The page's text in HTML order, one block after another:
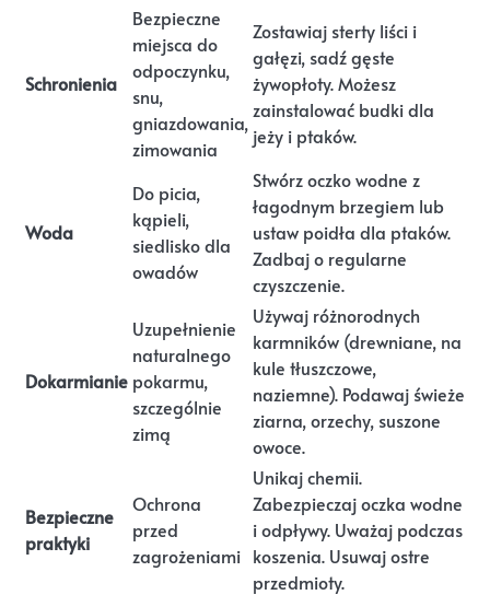
Schronienia
Bezpieczne
miejsca do
odpoczynku,
snu,
gniazdowania,
zimowania
Zostawiaj sterty liści i
gałęzi, sadź gęste
żywopłoty. Możesz
zainstalować budki dla
jeży i ptaków.
Woda
Do picia,
kąpieli,
siedlisko dla
owadów
Stwórz oczko wodne z
łagodnym brzegiem lub
ustaw poidła dla ptaków.
Zadbaj o regularne
czyszczenie.
Dokarmianie
Uzupełnienie
naturalnego
pokarmu,
szczególnie
zimą
Używaj różnorodnych
karmników (drewniane, na
kule tłuszczowe,
naziemne). Podawaj świeże
ziarna, orzechy, suszone
owoce.
Bezpieczne
praktyki
Ochrona
przed
zagrożeniami
Unikaj chemii.
Zabezpieczaj oczka wodne
i odpływy. Uważaj podczas
koszenia. Usuwaj ostre
przedmioty.